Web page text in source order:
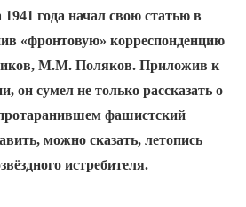
1941 года начал свою статью в
«фронтовую» корреспонденцию
М.М. Поляков. Приложив к
он сумел не только рассказать о
фашистский
можно сказать, летопись
истребителя.